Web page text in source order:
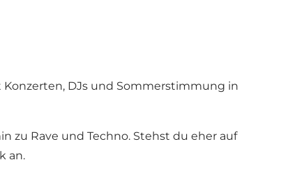
DJs und Sommerstimmung in
zu Rave und Techno. Stehst du eher auf
an.